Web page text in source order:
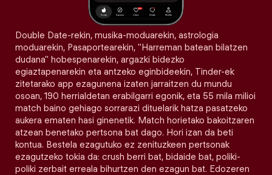
Double Date-rekin, musika-moduarekin, astrologia
moduarekin, Pasaportearekin, "Harreman batean bilatzen
dudana" hobespenarekin, argazki bidezko
egiaztapenarekin eta antzeko eginbideekin, Tinder-ek
zitetarako app ezagunena izaten jarraitzen du mundu
osoan, 190 herrialdetan erabilgarri egonik, eta 55 mila milioi
match baino gehiago sorrarazi dituelarik hatza pasatzeko
aukera ematen hasi ginenetik. Match horietako bakoitzaren
atzean benetako pertsona bat dago. Hori izan da beti
kontua. Bestela ezagutuko ez zenituzkeen pertsonak
ezagutzeko tokia da: crush berri bat, bidaide bat, poliki-
poliki zerbait erreala bihurtzen den ezagun bat. Edozeren